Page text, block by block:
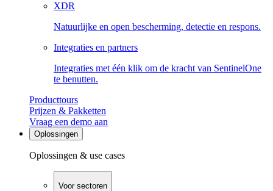
XDR
Natuurlijke en open bescherming, detectie en respons.
Integraties en partners
Integraties met één klik om de kracht van SentinelOne
te benutten.
Producttours
Prijzen & Pakketten
Vraag een demo aan
Oplossingen
Oplossingen & use cases
Voor sectoren